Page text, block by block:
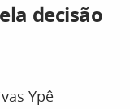
decisão
Ypê